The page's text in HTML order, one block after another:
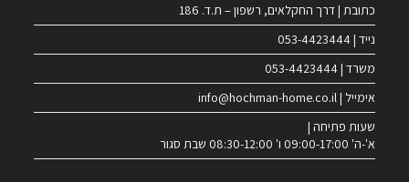
כתובת | דרך החקלאים, רשפון – ת.ד. 186
נייד | 053-4423444
משרד | 053-4423444
אימייל | info@hochman-home.co.il
שעות פתיחה |
א'-ה' 09:00-17:00 ו' 08:30-12:00 שבת סגור